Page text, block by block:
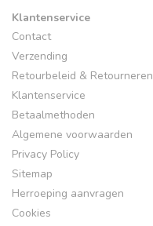
Klantenservice
Contact
Verzending
Retourbeleid & Retourneren
Klantenservice
Betaalmethoden
Algemene voorwaarden
Privacy Policy
Sitemap
Herroeping aanvragen
Cookies